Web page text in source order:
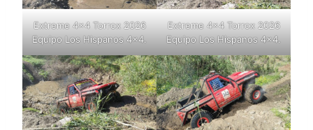
Extreme 4×4 Torrox 2026
Equipo Los Hispanos 4×4.
Extreme 4×4 Torrox 2026
Equipo Los Hispanos 4×4.